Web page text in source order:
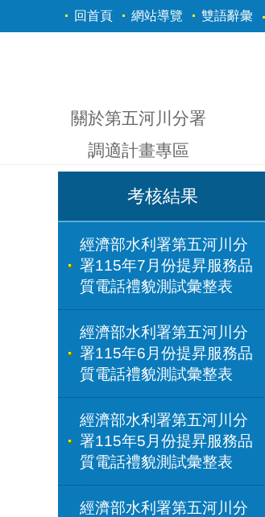
跳到主要內容區塊
回首頁 網站導覽 雙語辭彙
關於第五河川分署
調適計畫專區
考核結果
經濟部水利署第五河川分
署115年7月份提昇服務品
質電話禮貌測試彙整表
經濟部水利署第五河川分
署115年6月份提昇服務品
質電話禮貌測試彙整表
經濟部水利署第五河川分
署115年5月份提昇服務品
質電話禮貌測試彙整表
經濟部水利署第五河川分